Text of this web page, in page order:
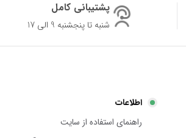
پشتیبانی کامل
شنبه تا پنجشنبه 9 الی 17
اطلاعات
راهنمای استفاده از سایت